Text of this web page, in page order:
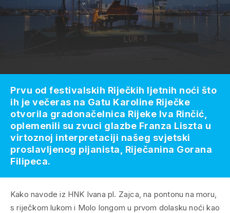
Kako navode iz HNK Ivana pl. Zajca, na pontonu na moru,
s riječkom lukom i Molo longom u prvom dolasku noći kao
Prvu od festivalskih Riječkih ljetnih noći što
ih je večeras na Gatu Karoline Riječke
otvorila gradonačelnica Rijeke Iva Rinčić,
oplemenili su zvuci glazbe Franza Liszta u
virtoznoj interpretaciji našeg svjetski
proslavljenog pijanista, Riječanina Gorana
Filipeca.